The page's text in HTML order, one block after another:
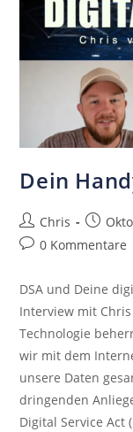
Dein
Chris
0 Kommentare
DSA und Deine
Interview mit
Technologie
wir mit dem
unsere Daten
dringenden
Digital Service Act